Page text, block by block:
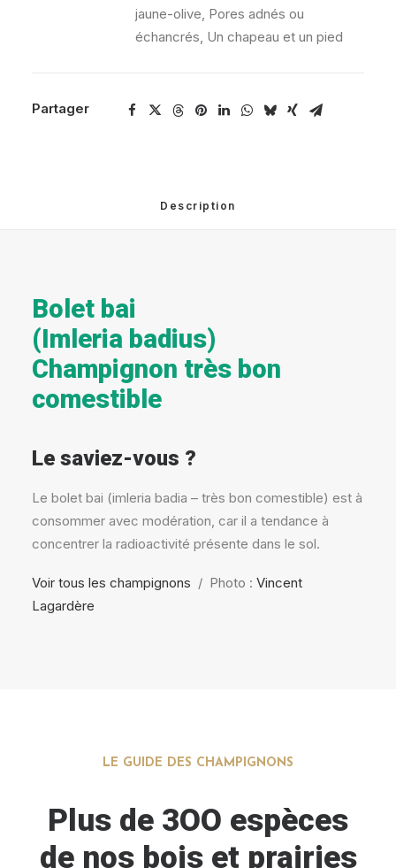
jaune-olive, Pores adnés ou
échancrés, Un chapeau et un pied
Partager
Description
Bolet bai
(Imleria badius)
Champignon très bon
comestible
Le saviez-vous ?
Le bolet bai (imleria badia – très bon comestible) est à
consommer avec modération, car il a tendance à
concentrer la radioactivité présente dans le sol.
Voir tous les champignons / Photo : Vincent
Lagardère
LE GUIDE DES CHAMPIGNONS
Plus de 3OO espèces
de nos bois et prairies